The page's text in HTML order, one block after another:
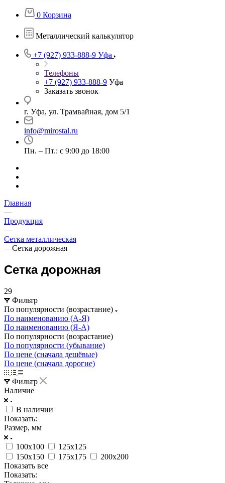
0 Корзина
Металлический калькулятор
+7 (927) 933-888-9 Уфа
Телефоны
+7 (927) 933-888-9 Уфа
Заказать звонок
г. Уфа, ул. Трамвайная, дом 5/1
info@mirostal.ru
Пн. – Пт.: с 9:00 до 18:00
Главная
—
Продукция
—
Сетка металлическая
—Сетка дорожная
Сетка дорожная
29
Фильтр
По популярности (возрастание)
По наименованию (А-Я)
По наименованию (Я-А)
По популярности (возрастание)
По популярности (убывание)
По цене (сначала дешёвые)
По цене (сначала дорогие)
Фильтр
Наличие
В наличии
Показать:
Размер, мм
100х100
125х125
150х150
175х175
200х200
Показать все
Показать: